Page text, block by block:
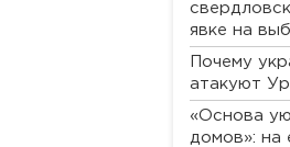
явке на
Почему
атакуют
«Основа
домов»: на